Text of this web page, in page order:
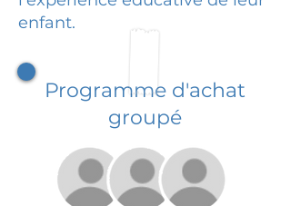
enfant.
Programme d'achat
groupé